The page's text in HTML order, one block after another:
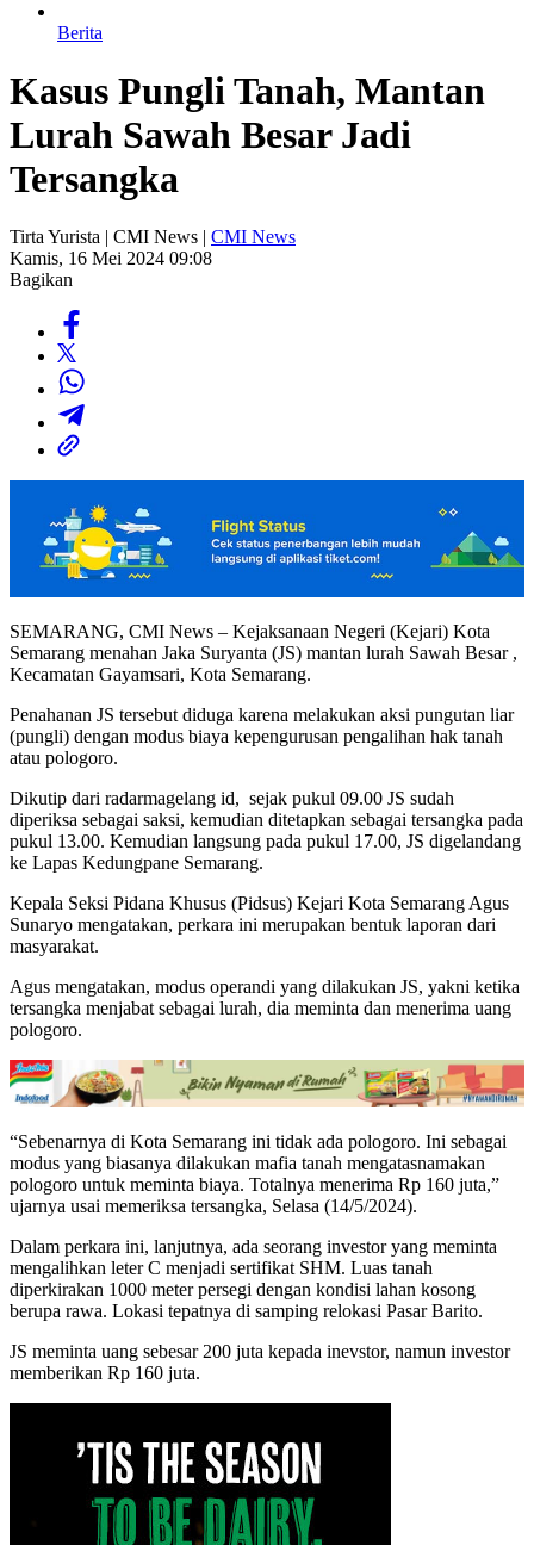
Berita
Kasus Pungli Tanah, Mantan
Lurah Sawah Besar Jadi
Tersangka
Tirta Yurista | CMI News | CMI News
Kamis, 16 Mei 2024 09:08
Bagikan
SEMARANG, CMI News – Kejaksanaan Negeri (Kejari) Kota
Semarang menahan Jaka Suryanta (JS) mantan lurah Sawah Besar ,
Kecamatan Gayamsari, Kota Semarang.
Penahanan JS tersebut diduga karena melakukan aksi pungutan liar
(pungli) dengan modus biaya kepengurusan pengalihan hak tanah
atau pologoro.
Dikutip dari radarmagelang id, sejak pukul 09.00 JS sudah
diperiksa sebagai saksi, kemudian ditetapkan sebagai tersangka pada
pukul 13.00. Kemudian langsung pada pukul 17.00, JS digelandang
ke Lapas Kedungpane Semarang.
Kepala Seksi Pidana Khusus (Pidsus) Kejari Kota Semarang Agus
Sunaryo mengatakan, perkara ini merupakan bentuk laporan dari
masyarakat.
Agus mengatakan, modus operandi yang dilakukan JS, yakni ketika
tersangka menjabat sebagai lurah, dia meminta dan menerima uang
pologoro.
“Sebenarnya di Kota Semarang ini tidak ada pologoro. Ini sebagai
modus yang biasanya dilakukan mafia tanah mengatasnamakan
pologoro untuk meminta biaya. Totalnya menerima Rp 160 juta,”
ujarnya usai memeriksa tersangka, Selasa (14/5/2024).
Dalam perkara ini, lanjutnya, ada seorang investor yang meminta
mengalihkan leter C menjadi sertifikat SHM. Luas tanah
diperkirakan 1000 meter persegi dengan kondisi lahan kosong
berupa rawa. Lokasi tepatnya di samping relokasi Pasar Barito.
JS meminta uang sebesar 200 juta kepada inevstor, namun investor
memberikan Rp 160 juta.